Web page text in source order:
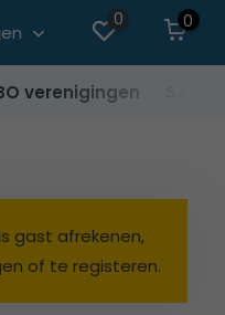
0
0
verenigingen
gast afrekenen,
of te registeren.